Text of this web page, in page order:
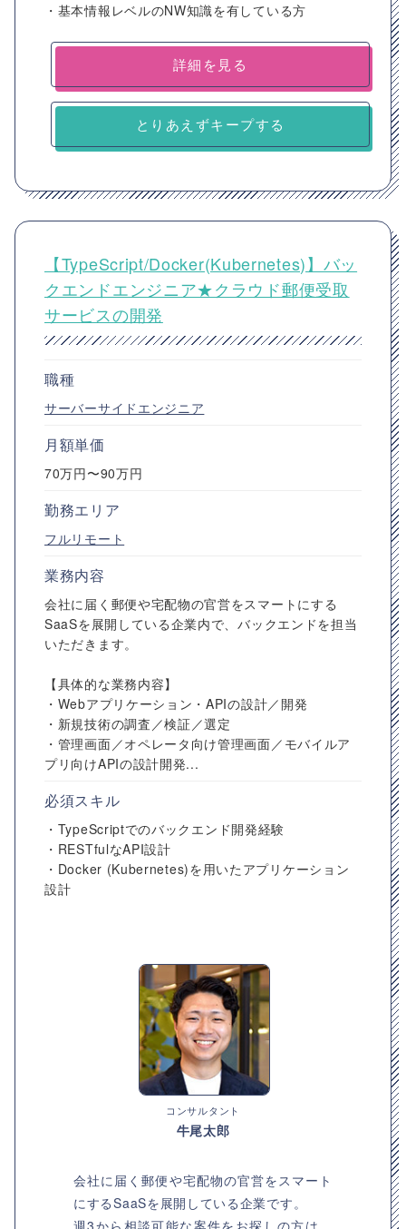
・基本情報レベルのNW知識を有している方
詳細を見る
とりあえずキープする
【TypeScript/Docker(Kubernetes)】バッ
クエンドエンジニア★クラウド郵便受取
サービスの開発
職種
サーバーサイドエンジニア
月額単価
70万円〜90万円
勤務エリア
フルリモート
業務内容
会社に届く郵便や宅配物の官営をスマートにする
SaaSを展開している企業内で、バックエンドを担当
いただきます。
【具体的な業務内容】
・Webアプリケーション・APIの設計／開発
・新規技術の調査／検証／選定
・管理画面／オペレータ向け管理画面／モバイルア
プリ向けAPIの設計開発...
必須スキル
・TypeScriptでのバックエンド開発経験
・RESTfulなAPI設計
・Docker (Kubernetes)を用いたアプリケーション
設計
コンサルタント
牛尾太郎
会社に届く郵便や宅配物の官営をスマート
にするSaaSを展開している企業です。
週3から相談可能な案件をお探しの方は、